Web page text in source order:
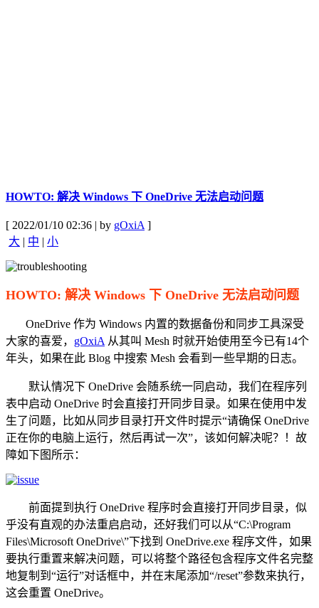
HOWTO: 解决 Windows 下 OneDrive 无法启动问题
[ 2022/01/10 02:36 | by gOxiA]
大 | 中 | 小
HOWTO: 解决 Windows 下 OneDrive 无法启动问题
OneDrive 作为 Windows 内置的数据备份和同步工具深受
大家的喜爱， gOxiA从其叫 Mesh 时就开始使用至今已有14个
年头，如果在此 Blog 中搜索 Mesh 会看到一些早期的日志。
默认情况下 OneDrive 会随系统一同启动，我们在程序列
表中启动 OneDrive 时会直接打开同步目录。如果在使用中发
生了问题，比如从同步目录打开文件时提示“请确保 OneDrive
正在你的电脑上运行，然后再试一次”，该如何解决呢？！故
障如下图所示：
前面提到执行 OneDrive 程序时会直接打开同步目录，似
乎没有直观的办法重启启动，还好我们可以从“C:\Program
Files\Microsoft OneDrive\”下找到 OneDrive.exe 程序文件，如果
要执行重置来解决问题，可以将整个路径包含程序文件名完整
地复制到“运行”对话框中，并在末尾添加“/reset”参数来执行，
这会重置 OneDrive。